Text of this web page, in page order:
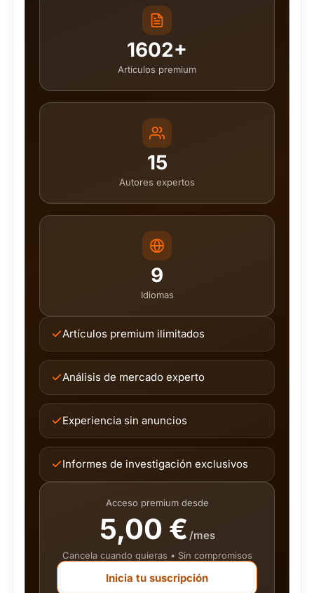
1602+
Artículos premium
15
Autores expertos
9
Idiomas
Artículos premium ilimitados
Análisis de mercado experto
Experiencia sin anuncios
Informes de investigación exclusivos
Acceso premium desde
5,00 € /mes
Cancela cuando quieras • Sin compromisos
Inicia tu suscripción